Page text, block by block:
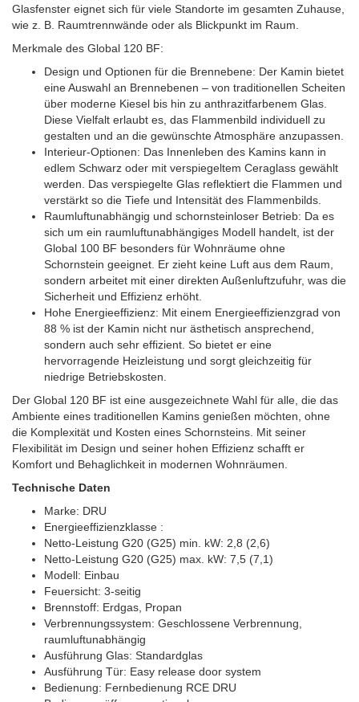
Glasfenster eignet sich für viele Standorte im gesamten Zuhause,
wie z. B. Raumtrennwände oder als Blickpunkt im Raum.
Merkmale des Global 120 BF:
Design und Optionen für die Brennebene: Der Kamin bietet
eine Auswahl an Brennebenen – von traditionellen Scheiten
über moderne Kiesel bis hin zu anthrazitfarbenem Glas.
Diese Vielfalt erlaubt es, das Flammenbild individuell zu
gestalten und an die gewünschte Atmosphäre anzupassen.
Interieur-Optionen: Das Innenleben des Kamins kann in
edlem Schwarz oder mit verspiegeltem Ceraglass gewählt
werden. Das verspiegelte Glas reflektiert die Flammen und
verstärkt so die Tiefe und Intensität des Flammenbilds.
Raumluftunabhängig und schornsteinloser Betrieb: Da es
sich um ein raumluftunabhängiges Modell handelt, ist der
Global 100 BF besonders für Wohnräume ohne
Schornstein geeignet. Er zieht keine Luft aus dem Raum,
sondern arbeitet mit einer direkten Außenluftzufuhr, was die
Sicherheit und Effizienz erhöht.
Hohe Energieeffizienz: Mit einem Energieeffizienzgrad von
88 % ist der Kamin nicht nur ästhetisch ansprechend,
sondern auch sehr effizient. So bietet er eine
hervorragende Heizleistung und sorgt gleichzeitig für
niedrige Betriebskosten.
Der Global 120 BF ist eine ausgezeichnete Wahl für alle, die das
Ambiente eines traditionellen Kamins genießen möchten, ohne
die Komplexität und Kosten eines Schornsteins. Mit seiner
Flexibilität im Design und seiner hohen Effizienz schafft er
Komfort und Behaglichkeit in modernen Wohnräumen.
Technische Daten
Marke: DRU
Energieeffizienzklasse :
Netto-Leistung G20 (G25) min. kW: 2,8 (2,6)
Netto-Leistung G20 (G25) max. kW: 7,5 (7,1)
Modell: Einbau
Feuersicht: 3-seitig
Brennstoff: Erdgas, Propan
Verbrennungssystem: Geschlossene Verbrennung,
raumluftunabhängig
Ausführung Glas: Standardglas
Ausführung Tür: Easy release door system
Bedienung: Fernbedienung RCE DRU